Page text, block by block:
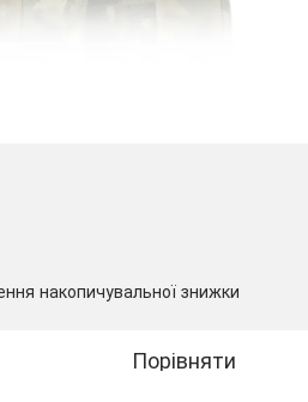
накопичувальної знижки
Порівняти